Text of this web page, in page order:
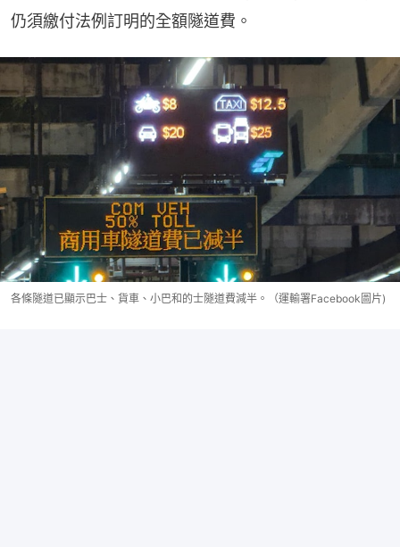
仍須繳付法例訂明的全額隧道費。
各條隧道已顯示巴士、貨車、小巴和的士隧道費減半。（運輸署Facebook圖片)